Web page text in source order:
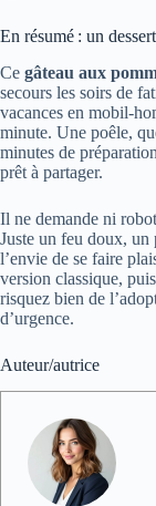
En résumé : un
Ce gâteau aux
secours les soirs de
vacances en mobil-
minute. Une poêle,
minutes de
prêt à partager.
Il ne demande ni
Juste un feu doux, un
l’envie de se faire
version classique,
risquez bien de
d’urgence.
Auteur/autrice